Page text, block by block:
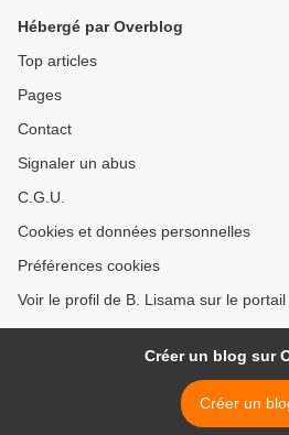
Hébergé par Overblog
Top articles
Pages
Contact
Signaler un abus
C.G.U.
Cookies et données personnelles
Préférences cookies
Voir le profil de B. Lisama sur le
Créer un blog sur
Créer un